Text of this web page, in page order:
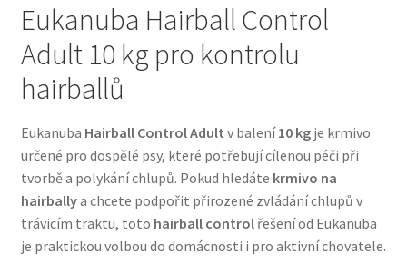
Veterinární dieta pro kočky
Vše pro psy — Krmivo, doplňky, vybavení
Bozita pro psy — Švédské krmivo s nordickou kvalitou
Brit pro psy
Granule pro psy
Eukanuba Hairball Control
Adult 10 kg pro kontrolu
hairballů
Eukanuba Hairball Control Adult v balení10 kgje krmivo
určené pro dospělé psy, které potřebují cílenou péči při
tvorbě a polykání chlupů. Pokud hledáte krmivo na
hairballya chcete podpořit přirozené zvládání chlupů v
trávicím traktu, toto hairball controlřešení od Eukanuba
je praktickou volbou do domácnosti i pro aktivní chovatele.